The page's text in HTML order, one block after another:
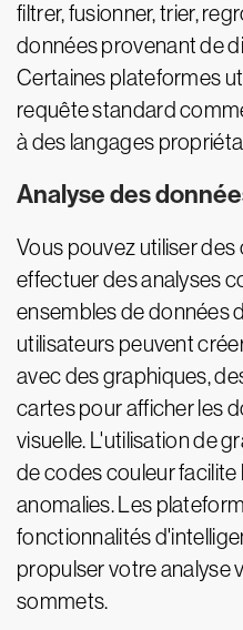
filtrer, fusionner, trier,
données provenant de
Certaines plateformes
requête standard
à des langages
Analyse des
Vous pouvez utiliser
effectuer des analyses
ensembles de données
utilisateurs peuvent
avec des graphiques,
cartes pour afficher les
visuelle. L'utilisation de
de codes couleur
anomalies. Les
fonctionnalités
propulser votre analyse
sommets.